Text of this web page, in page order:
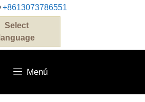
+8613073786551
Select
language
Menú